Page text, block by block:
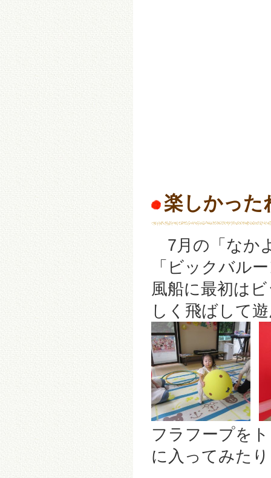
楽しかっ
7月の「なか
「ビックバル
風船に最初は
しく飛ばして
フラフープを
に入ってみた